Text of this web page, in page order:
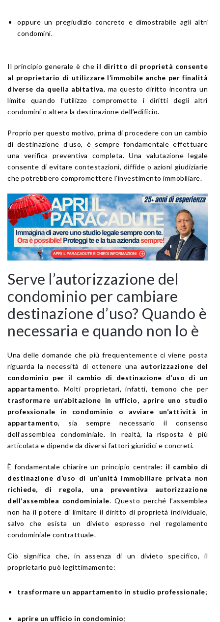
oppure un pregiudizio concreto e dimostrabile agli altri
condomini.
Il principio generale è che il diritto di proprietà consente
al proprietario di utilizzare l’immobile anche per finalità
diverse da quella abitativa, ma questo diritto incontra un
limite quando l’utilizzo compromette i diritti degli altri
condomini o altera la destinazione dell’edificio.
Proprio per questo motivo, prima di procedere con un cambio
di destinazione d’uso, è sempre fondamentale effettuare
una verifica preventiva completa. Una valutazione legale
consente di evitare contestazioni, diffide o azioni giudiziarie
che potrebbero compromettere l’investimento immobiliare.
Serve l’autorizzazione del
condominio per cambiare
destinazione d’uso? Quando è
necessaria e quando non lo è
Una delle domande che più frequentemente ci viene posta
riguarda la necessità di ottenere una autorizzazione del
condominio per il cambio di destinazione d’uso di un
appartamento. Molti proprietari, infatti, temono che per
trasformare un’abitazione in ufficio, aprire uno studio
professionale in condominio o avviare un’attività in
appartamento, sia sempre necessario il consenso
dell’assemblea condominiale. In realtà, la risposta è più
articolata e dipende da diversi fattori giuridici e concreti.
È fondamentale chiarire un principio centrale: il cambio di
destinazione d’uso di un’unità immobiliare privata non
richiede, di regola, una preventiva autorizzazione
dell’assemblea condominiale. Questo perché l’assemblea
non ha il potere di limitare il diritto di proprietà individuale,
salvo che esista un divieto espresso nel regolamento
condominiale contrattuale.
Ciò significa che, in assenza di un divieto specifico, il
proprietario può legittimamente:
trasformare un appartamento in studio professionale;
aprire un ufficio in condominio;